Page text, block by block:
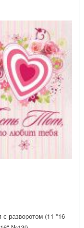
с разворотом (11 *16